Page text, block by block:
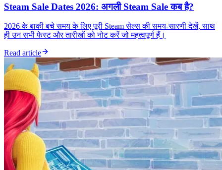
Steam Sale Dates 2026: अगली Steam Sale कब है?
2026 के बाकी बचे समय के लिए पूरी Steam सेल्स की समय-सारणी देखें, साथ
ही उन सभी फेस्ट और तारीखों को नोट करें जो महत्वपूर्ण हैं।
Read article